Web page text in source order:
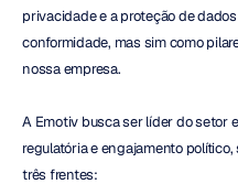
privacidade e a proteção de
conformidade, mas sim como
nossa empresa.
A Emotiv busca ser líder do setor
regulatória e engajamento
três frentes: